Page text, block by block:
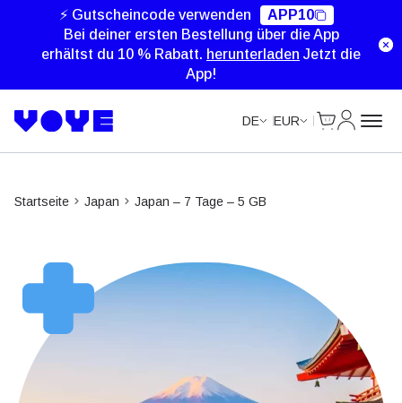
⚡ Gutscheincode verwenden
APP10
Bei deiner ersten Bestellung über die App
erhältst du 10 % Rabatt. herunterladen Jetzt die
App!
DE EUR
Startseite Japan Japan – 7 Tage – 5 GB
Unlimited Data